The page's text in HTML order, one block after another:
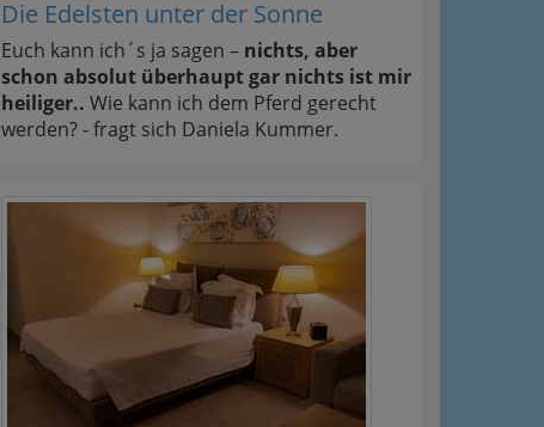
Die Edelsten unter der Sonne
Euch kann ich´s ja sagen – nichts, aber
schon absolut überhaupt gar nichts ist mir
heiliger.. Wie kann ich dem Pferd gerecht
werden? - fragt sich Daniela Kummer.